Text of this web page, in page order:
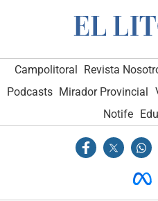
Campolitoral Revista
Podcasts Mirador Provincial
Notife